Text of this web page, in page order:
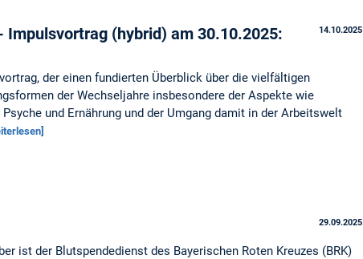
14.10.2025
(hybrid) am 30.10.2025:
der einen fundierten Überblick über die vielfältigen
der Wechseljahre insbesondere der Aspekte wie
Psyche und Ernährung und der Umgang damit in der Arbeitswelt
29.09.2025
ist der Blutspendedienst des Bayerischen Roten Kreuzes (BRK)